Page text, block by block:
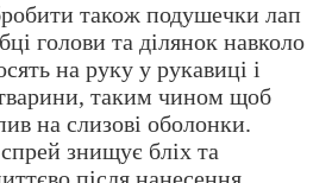
також подушечки лап
голови та ділянок навколо
на руку у рукавиці і
таким чином щоб
на слизові оболонки.
знищує бліх та